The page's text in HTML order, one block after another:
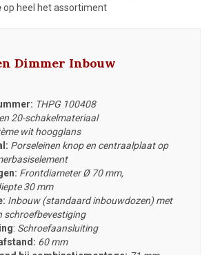
op heel het assortiment
Dimmer Inbouw
THPG 100408
20-schakelmateriaal
wit hoogglans
Porseleinen knop en centraalplaat op
Frontdiameter Ø 70 mm,
30 mm
Inbouw (standaard inbouwdozen) met
schroefbevestiging
: Schroefaansluiting
60 mm